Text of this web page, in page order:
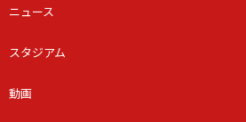
ニュース
スタジアム
動画